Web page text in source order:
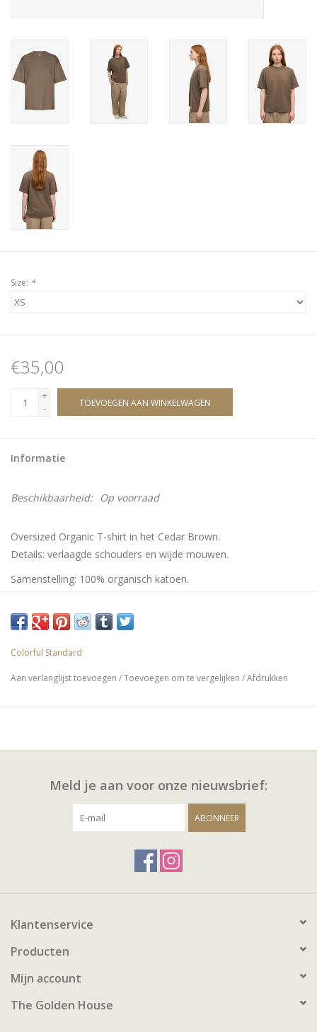
Size: *
€35,00
+
-
TOEVOEGEN AAN WINKELWAGEN
Informatie
Beschikbaarheid: Op voorraad
Oversized Organic T-shirt in het Cedar Brown.
Details: verlaagde schouders en wijde mouwen.
Samenstelling: 100% organisch katoen.
Colorful Standard
Aan verlanglijst toevoegen /Toevoegen om te vergelijken /Afdrukken
Meld je aan voor onze nieuwsbrief:
ABONNEER
Klantenservice
Producten
Mijn account
The Golden House